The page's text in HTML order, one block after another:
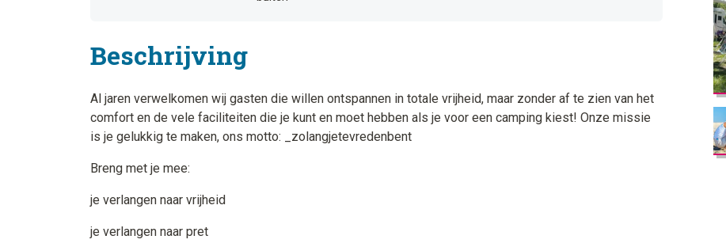
Beschrijving
Al jaren verwelkomen wij gasten die willen ontspannen in totale vrijheid, maar zonder af te zien van het
comfort en de vele faciliteiten die je kunt en moet hebben als je voor een camping kiest! Onze missie
is je gelukkig te maken, ons motto: _zolangjetevredenbent
Breng met je mee:
je verlangen naar vrijheid
je verlangen naar pret